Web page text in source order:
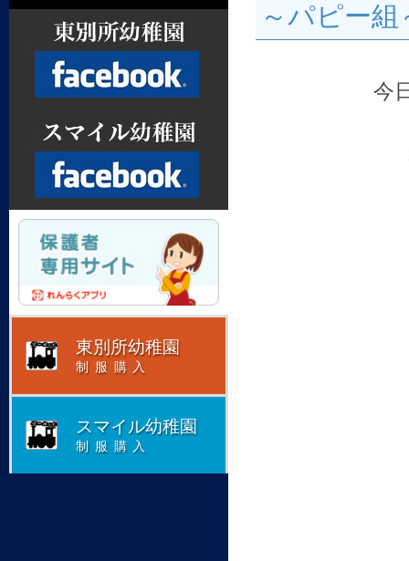
～パピー組
今
Facebook
Facebook
東別所幼稚園
制服購入
スマイル幼稚園
制服購入